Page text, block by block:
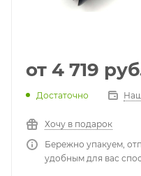
от 4 719
Достаточно
Хочу в подарок
Бережно упакуем,
удобным для вас